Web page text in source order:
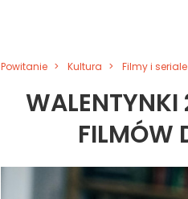
Powitanie Kultura Filmy i seriale
FILMÓW